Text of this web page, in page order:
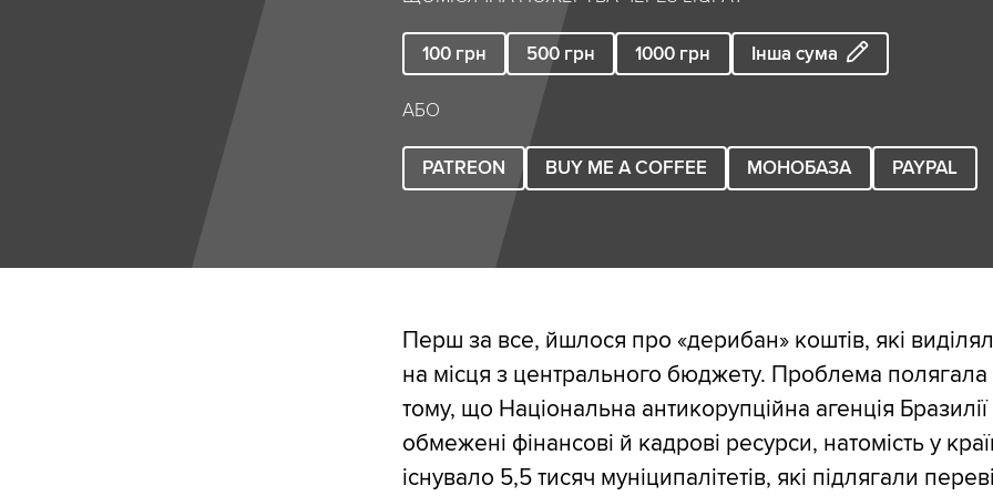
100 грн 500 грн 1000 грн Інша сума
АБО
PATREON BUY ME A COFFEE МОНОБАЗА PAYPAL
Перш за все, йшлося про «дерибан» коштів, які
на місця з центрального бюджету. Проблема полягала
тому, що Національна антикорупційна агенція
обмежені фінансові й кадрові ресурси, натомість у
існувало 5,5 тисяч муніципалітетів, які підлягали